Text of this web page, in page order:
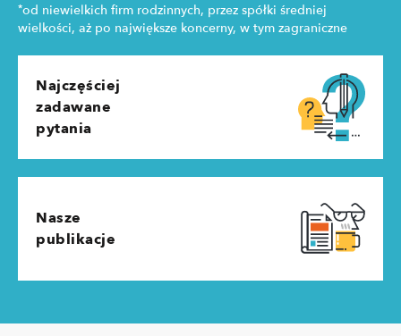
*od niewielkich firm rodzinnych, przez spółki średniej
wielkości, aż po największe koncerny, w tym zagraniczne
Najczęściej
zadawane
pytania
Nasze
publikacje